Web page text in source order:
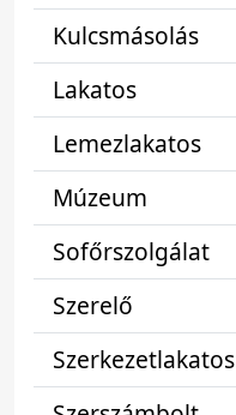
Kulcsmásolás
Lakatos
Lemezlakatos
Múzeum
Sofőrszolgálat
Szerelő
Szerkezetlakatos